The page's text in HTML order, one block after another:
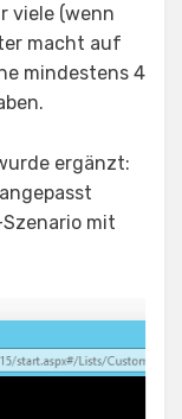
viele (wenn
macht auf
mindestens 4
ergänzt:
mit